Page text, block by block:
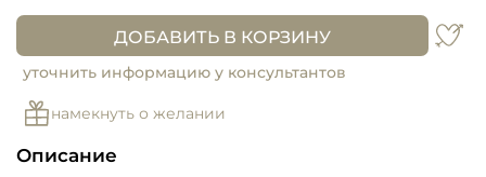
Серый
Голубой
Коричневый
ДОБАВИТЬ В КОРЗИНУ
уточнить информацию у консультантов
намекнуть о желании
Описание